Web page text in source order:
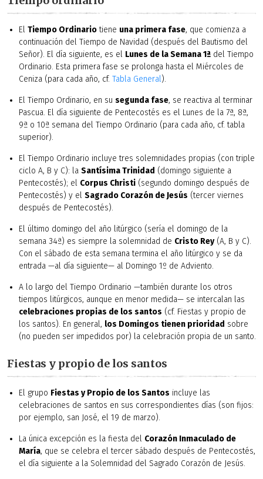
El Tiempo Ordinariotiene una primera fase, que comienza a
continuación del Tiempo de Navidad (después del Bautismo del
Señor). El día siguiente, es el Lunes de la Semana 1ª del Tiempo
Ordinario. Esta primera fase se prolonga hasta el Miércoles de
Ceniza (para cada año, cf. Tabla General).
El Tiempo Ordinario, en su segunda fase, se reactiva al terminar
Pascua. El día siguiente de Pentecostés es el Lunes de la 7ª, 8ª,
9ª o 10ª semana del Tiempo Ordinario (para cada año, cf. tabla
superior).
El Tiempo Ordinario incluye tres solemnidades propias (con triple
ciclo A, B y C): la Santísima Trinidad (domingo siguiente a
Pentecostés); el Corpus Christi (segundo domingo después de
Pentecostés) y el Sagrado Corazón de Jesús (tercer viernes
después de Pentecostés).
El último domingo del año litúrgico (sería el domingo de la
semana 34ª) es siempre la solemnidad de Cristo Rey(A, B y C).
Con el sábado de esta semana termina el año litúrgico y se da
entrada —al día siguiente— al Domingo 1º de Adviento.
A lo largo del Tiempo Ordinario —también durante los otros
tiempos litúrgicos, aunque en menor medida— se intercalan las
celebraciones propias de los santos (cf. Fiestas y propio de
los santos). En general, los Domingos tienen prioridad sobre
(no pueden ser impedidos por) la celebración propia de un santo.
Fiestas y propio de los santos
El grupo Fiestas y Propio de los Santos incluye las
celebraciones de santos en sus correspondientes días (son fijos:
por ejemplo, san José, el 19 de marzo).
La única excepción es la fiesta del Corazón Inmaculado de
María, que se celebra el tercer sábado después de Pentecostés,
el día siguiente a la Solemnidad del Sagrado Corazón de Jesús.